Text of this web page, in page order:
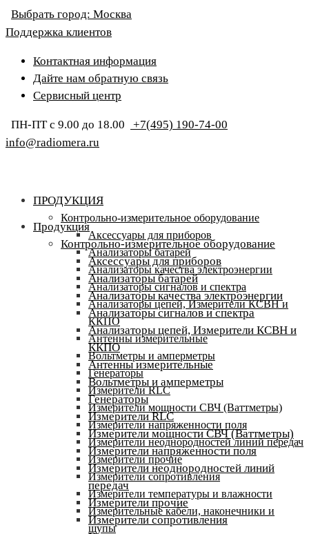
Выбрать город: Москва
Поддержка клиентов
Контактная информация
Дайте нам обратную связь
Сервисный центр
ПН-ПТ с 9.00 до 18.00
+7(495) 190-74-00
info@radiomera.ru
ПРОДУКЦИЯ
Контрольно-измерительное оборудование
Аксессуары для приборов
Анализаторы батарей
Анализаторы качества электроэнергии
Анализаторы сигналов и спектра
Анализаторы цепей, Измерители КСВН и
ККПО
Антенны измерительные
Вольтметры и амперметры
Генераторы
Измерители RLC
Измерители мощности СВЧ (Ваттметры)
Измерители напряженности поля
Измерители неоднородностей линий передач
Измерители прочие
Измерители сопротивления
Измерители температуры и влажности
Измерительные кабели, наконечники и
щупы
Продукция
Контрольно-измерительное оборудование
Аксессуары для приборов
Анализаторы батарей
Анализаторы качества электроэнергии
Анализаторы сигналов и спектра
Анализаторы цепей, Измерители КСВН и
ККПО
Антенны измерительные
Вольтметры и амперметры
Генераторы
Измерители RLC
Измерители мощности СВЧ (Ваттметры)
Измерители напряженности поля
Измерители неоднородностей линий
передач
Измерители прочие
Измерители сопротивления